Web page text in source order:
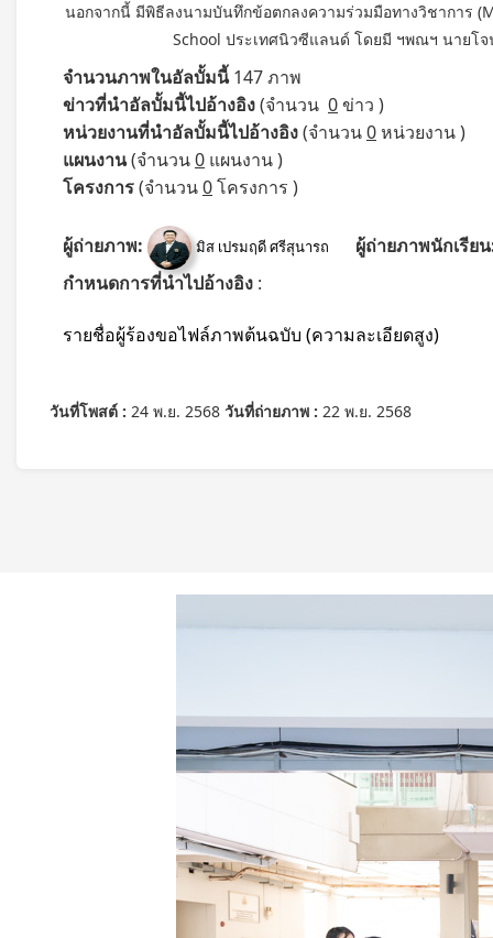
นอกจากนี้ มีพิธีลงนามบันทึกข้อตกลงความร่วมมือทางวิชาการ
School ประเทศนิวซีแลนด์ โดยมี ฯพณฯ นายโ
จำนวนภาพในอัลบั้มนี้147 ภาพ
ข่าวที่นำอัลบั้มนี้ไปอ้างอิง(จำนวน 0ข่าว )
หน่วยงานที่นำอัลบั้มนี้ไปอ้างอิง(จำนวน0หน่วยงาน )
แผนงาน(จำนวน0 แผนงาน )
โครงการ(จำนวน0โครงการ )
ผู้ถ่ายภาพ: มิส เปรมฤดี ศรีสุนารถ
ผู้ถ่ายภาพนักเรีย
กำหนดการที่นำไปอ้างอิง :
รายชื่อผู้ร้องขอไฟล์ภาพต้นฉบับ (ความละเอียดสูง)
วันที่โพสต์ : 24 พ.ย. 2568 วันที่ถ่ายภาพ : 22 พ.ย. 2568